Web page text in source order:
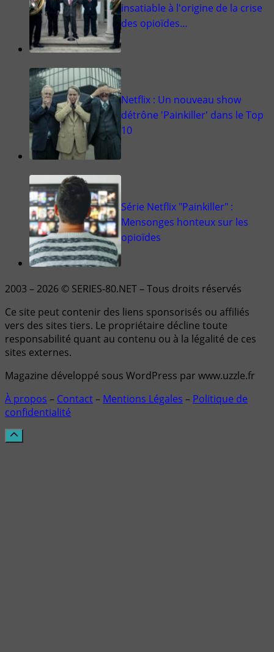
insatiable à l'origine de la crise
des opioïdes…
Netflix : Un nouveau show
détrône 'Painkiller' dans le Top
10
Série Netflix "Painkiller" :
Mensonges honteux sur les
opioïdes
2003 – 2026 © SERIES-80.NET – Tous droits réservés
Ce site peut contenir des liens sponsorisés ou affiliés
vers des sites tiers. Le propriétaire décline toute
responsabilité quant au contenu ou à la légalité de ces
sites externes.
Magazine développé sous WordPress par www.uzzle.fr
À propos – Contact– Mentions Légales – Politique de
confidentialité